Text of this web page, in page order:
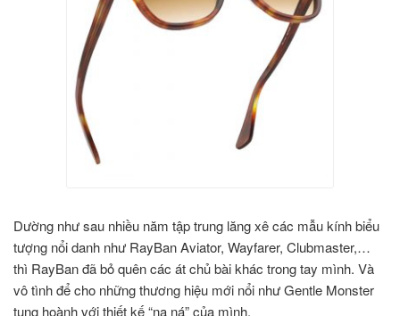
Dường như sau nhiều năm tập trung lăng xê các mẫu kính biểu
tượng nổi danh như RayBan Aviator, Wayfarer, Clubmaster,…
thì RayBan đã bỏ quên các át chủ bài khác trong tay mình. Và
vô tình để cho những thương hiệu mới nổi như Gentle Monster
tung hoành với thiết kế “na ná” của mình.